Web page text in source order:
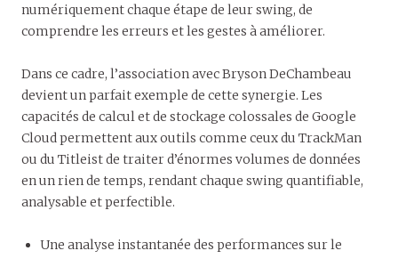
numériquement chaque étape de leur swing, de
comprendre les erreurs et les gestes à améliorer.
Dans ce cadre, l’association avec Bryson DeChambeau
devient un parfait exemple de cette synergie. Les
capacités de calcul et de stockage colossales de Google
Cloud permettent aux outils comme ceux du TrackMan
ou du Titleist de traiter d’énormes volumes de données
en un rien de temps, rendant chaque swing quantifiable,
analysable et perfectible.
Une analyse instantanée des performances sur le